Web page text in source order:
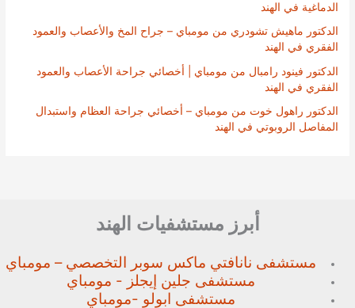
الدماغية في الهند
الدكتور ماهيش تشودري من مومباي – جراح المخ والأعصاب والعمود
الفقري في الهند
الدكتور فينود رامبال من مومباي | أخصائي جراحة الأعصاب والعمود
الفقري في الهند
الدكتور راهول خوت من مومباي – أخصائي جراحة العظام واستبدال
المفاصل الروبوتي في الهند
أبرز مستشفيات الهند
مستشفى نانافتي ماكس سوبر التخصصي – مومباي
مستشفى جلين إيجلز - مومباي
مستشفى ابولو -مومباي